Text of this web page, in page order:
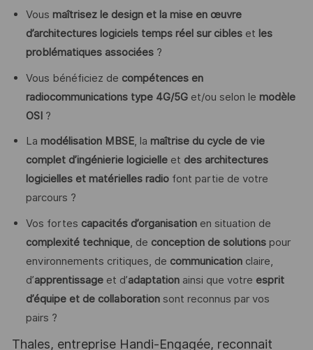
Vous maîtrisez le design et la mise en œuvre
d’architectures logiciels temps réel sur cibleset les
problématiques associées?
Vous bénéficiez de compétences en
radiocommunications type 4G/5Get/ou selon le modèle
OSI ?
La modélisation MBSE, la maîtrise du cycle de vie
complet d’ingénierie logicielleet des architectures
logicielles et matérielles radiofont partie de votre
parcours ?
Vos fortes capacités d’organisationen situation de
complexité technique, de conception de solutionspour
environnements critiques, de communicationclaire,
d’apprentissageet d’adaptationainsi que votre esprit
d’équipe et de collaborationsont reconnus par vos
pairs ?
Thales, entreprise Handi-Engagée, reconnait